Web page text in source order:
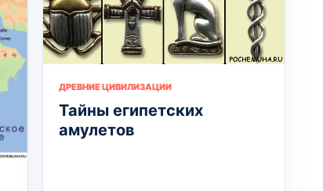
ДРЕВНИЕ ЦИВИЛИЗАЦИИ
Тайны египетских
амулетов